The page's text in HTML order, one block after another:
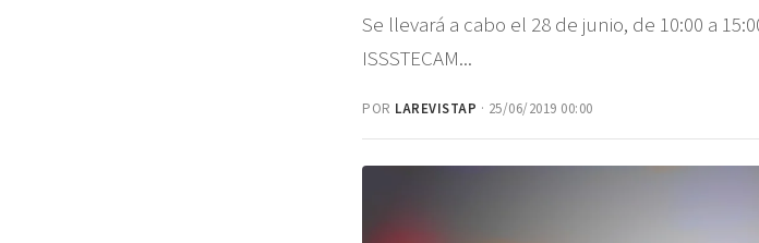
Se llevará a cabo el 28 de junio, de 10:00 a
ISSSTECAM...
POR LAREVISTAP · 25/06/2019 00:00